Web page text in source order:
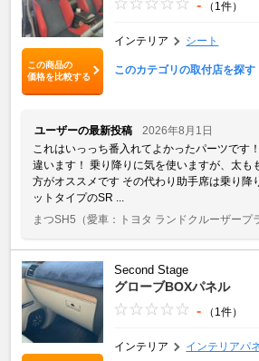
この商品の
価格を比較する
- （1件）
インテリア シート
このカテゴリの取付店を探す
ユーザーの最新投稿
2026年8月1日
これはいっっち番入れてよかったパーツです
違います！ 乗り降りに気を使いますが、太も
方がオススメです その代わり助手席は乗り降
ットタイプのSR ...
まつSH5 （愛車：トヨタ ランドクルーザープ
Second Stage
グローブBOXパネル
- （1件）
インテリア インテリアパ